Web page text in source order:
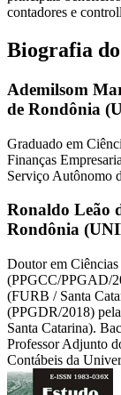
contadores e
Biografia
Ademilsom
de Rondônia
Graduado em
Finanças
Serviço Autônomo
Ronaldo Leão
Rondônia
Doutor em
(PPGCC/PPGAD/
(FURB / Santa
(PPGDR/2018)
Santa Catarina).
Professor Adjunto
Contábeis da